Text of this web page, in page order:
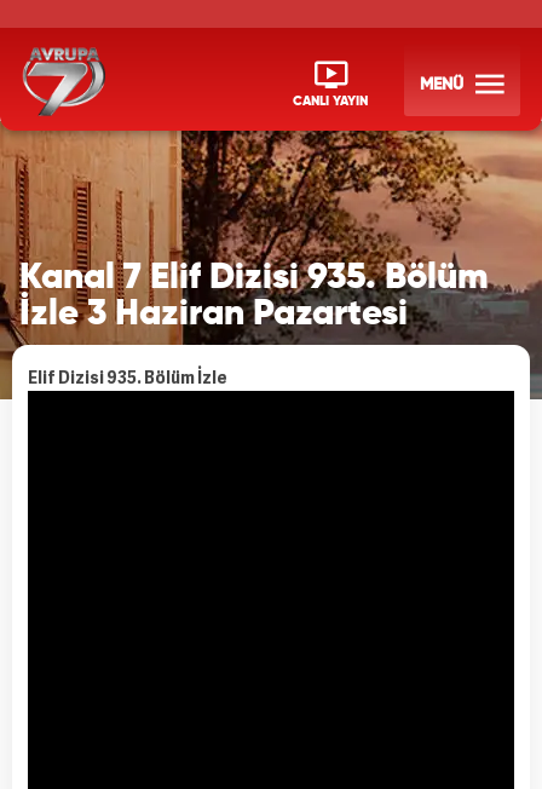
CANLI YAYIN
MENÜ
Kanal 7 Elif Dizisi 935. Bölüm
İzle 3 Haziran Pazartesi
Elif Dizisi 935. Bölüm İzle